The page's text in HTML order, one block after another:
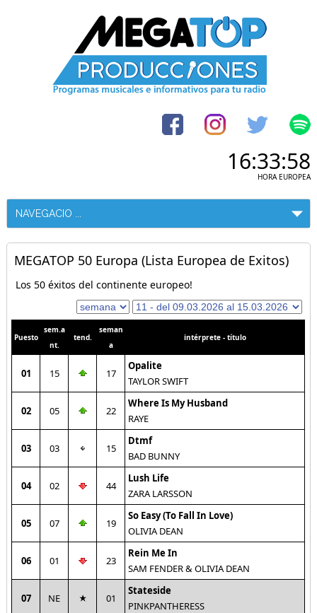
16:33:58
HORA EUROPEA
MEGATOP 50 Europa (Lista Europea de Exitos)
Los 50 éxitos del continente europeo!
Puesto
sem.a
nt.
tend.
seman
a
intérprete - título
01 15 17
Opalite
TAYLOR SWIFT
02 05 22
Where Is My Husband
RAYE
03 03 15
Dtmf
BAD BUNNY
04 02 44
Lush Life
ZARA LARSSON
05 07 19
So Easy (To Fall In Love)
OLIVIA DEAN
06 01 23
Rein Me In
SAM FENDER & OLIVIA DEAN
07 NE 01
Stateside
PINKPANTHERESS